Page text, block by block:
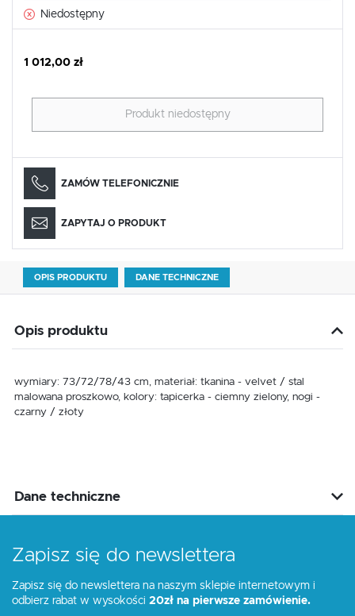
Niedostępny
1 012,00 zł
Produkt niedostępny
ZAMÓW TELEFONICZNIE
ZAPYTAJ O PRODUKT
OPIS PRODUKTU DANE TECHNICZNE
Opis produktu
wymiary: 73/72/78/43 cm, materiał: tkanina - velvet / stal
malowana proszkowo, kolory: tapicerka - ciemny zielony, nogi -
czarny / złoty
Dane techniczne
Zapisz się do newslettera
Zapisz się do newslettera na naszym sklepie internetowym i
odbierz rabat w wysokości 20zł na pierwsze zamówienie.